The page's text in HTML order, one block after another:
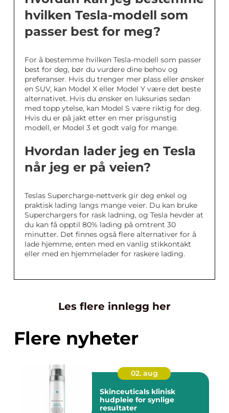
hvilken Tesla-modell som
passer best for meg?
For å bestemme hvilken Tesla-modell som passer
best for deg, bør du vurdere dine behov og
preferanser. Hvis du trenger mer plass eller ønsker
en SUV, kan Model X eller Model Y være det beste
alternativet. Hvis du ønsker en luksuriøs sedan
med topp ytelse, kan Model S være riktig for deg.
Hvis du er på jakt etter en mer prisgunstig
modell, er Model 3 et godt valg for mange.
Hvordan lader jeg en Tesla
når jeg er på veien?
Teslas Supercharge-nettverk gir deg enkel og
praktisk lading langs mange veier. Du kan bruke
Superchargers for rask ladning, og Tesla hevder at
du kan få opptil 80% lading på omtrent 30
minutter. Det finnes også flere alternativer for å
lade hjemme, enten med en vanlig stikkontakt
eller med en hjemmelader for raskere lading.
Les flere innlegg her
Flere nyheter
02. aug
Skinceuticals klinisk
hudpleie for synlige
resultater